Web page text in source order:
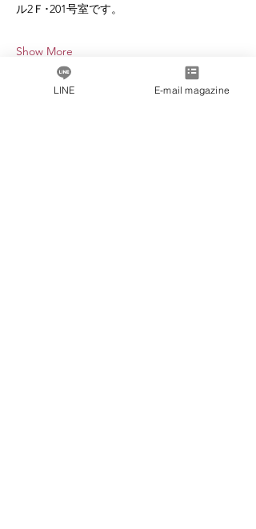
ル2Ｆ･201号室です。
Show More
LINE E-mail magazine